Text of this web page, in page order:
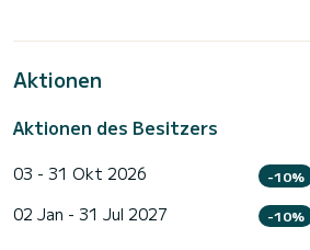
Aktionen
Aktionen des Besitzers
03 - 31 Okt 2026 -10%
02 Jan - 31 Jul 2027 -10%